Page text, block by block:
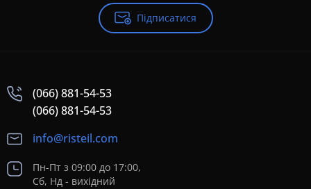
Підписатися
(066) 881-54-53
(066) 881-54-53
info@risteil.com
Пн-Пт з 09:00 до 17:00,
Сб, Нд - вихідний